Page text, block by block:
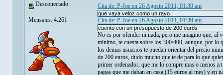
Desconectado
Mensajes: 4.261
Cita de: P-Joe en 26 Agosto 2011, 01:39 am
que vaya veloz como un rayo
Cita de: P-Joe en 26 Agosto 2011, 01:39 am
cuento con un presupuesto de 200 euros
No es por ofender ni nada, pero me imagino que, al
minimo, te cuesta sobre los 300/400, aunque, por
los demas usuarios te puedan orientar del precio
de 200 euros, dudo mucho que te de para lo que
primer ordenador, que me lo compre mas o menos a
pagas que me daban en casa (15 euros al mes) y